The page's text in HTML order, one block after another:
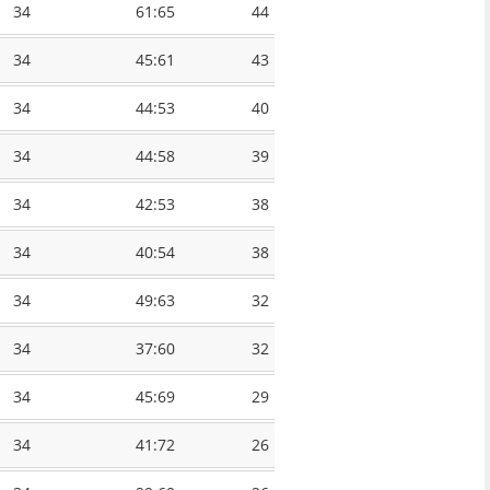
34 61:65 44
34 45:61 43
34 44:53 40
34 44:58 39
34 42:53 38
34 40:54 38
34 49:63 32
34 37:60 32
34 45:69 29
34 41:72 26